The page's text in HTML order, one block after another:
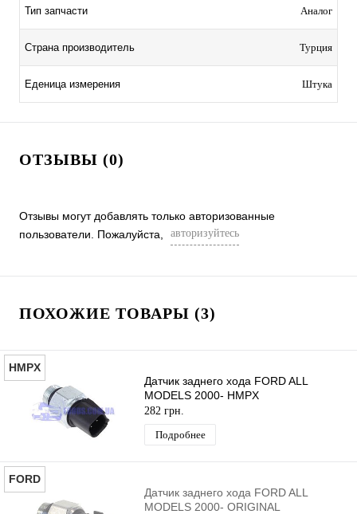
Тип запчасти Аналог
Страна производитель Турция
Еденица измерения Штука
ОТЗЫВЫ (0)
Отзывы могут добавлять только авторизованные
пользователи. Пожалуйста,
авторизуйтесь
ПОХОЖИЕ ТОВАРЫ (3)
HMPX
Датчик заднего хода FORD ALL
MODELS 2000- HMPX
282 грн.
Подробнее
FORD
Датчик заднего хода FORD ALL
MODELS 2000- ORIGINAL